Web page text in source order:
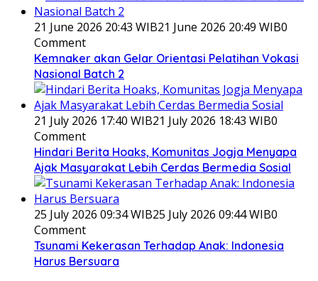
21 June 2026 20:43 WIB21 June 2026 20:49 WIB0
Comment
Kemnaker akan Gelar Orientasi Pelatihan Vokasi
Nasional Batch 2
21 July 2026 17:40 WIB21 July 2026 18:43 WIB0
Comment
Hindari Berita Hoaks, Komunitas Jogja Menyapa
Ajak Masyarakat Lebih Cerdas Bermedia Sosial
25 July 2026 09:34 WIB25 July 2026 09:44 WIB0
Comment
Tsunami Kekerasan Terhadap Anak: Indonesia
Harus Bersuara